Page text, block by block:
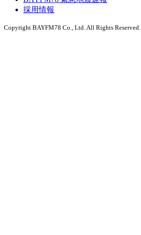
採用情報
Copyright BAYFM78 Co., Ltd. All Rights Reserved.